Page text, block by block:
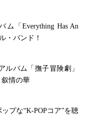
「Everything Has An
・バンド！
ルバム「撫子冒険劇」
情の華
プな“K-POPコア”を聴